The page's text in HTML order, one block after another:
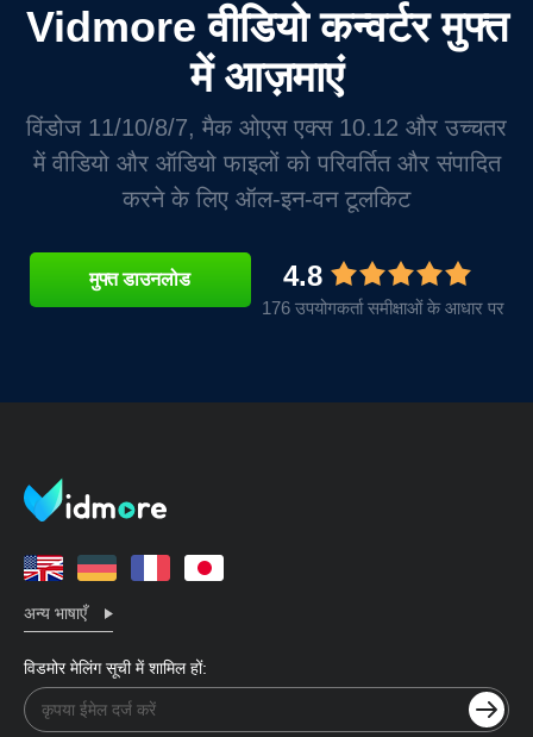
Vidmore वीडियो कन्वर्टर मुफ्त
में आज़माएं
विंडोज 11/10/8/7, मैक ओएस एक्स 10.12 और उच्चतर
में वीडियो और ऑडियो फाइलों को परिवर्तित और संपादित
करने के लिए ऑल-इन-वन टूलकिट
मुफ्त डाउनलोड 4.8
176 उपयोगकर्ता समीक्षाओं के आधार पर
अन्य भाषाएँ
विडमोर मेलिंग सूची में शामिल हों: